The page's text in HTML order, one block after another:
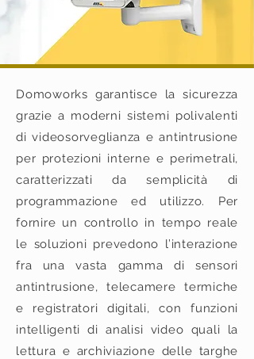
Domoworks garantisce la sicurezza
grazie a moderni sistemi polivalenti
di videosorveglianza e antintrusione
per protezioni interne e perimetrali,
caratterizzati da semplicità di
programmazione ed utilizzo. Per
fornire un controllo in tempo reale
le soluzioni prevedono l’interazione
fra una vasta gamma di sensori
antintrusione, telecamere termiche
e registratori digitali, con funzioni
intelligenti di analisi video quali la
lettura e archiviazione delle targhe